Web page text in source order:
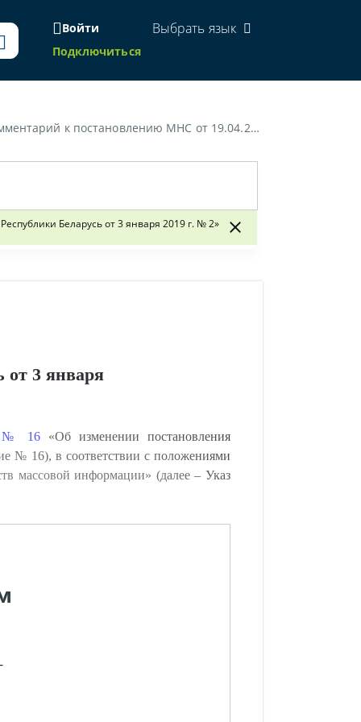
Войти
Подключиться
Выбрать язык
по налогам и сборам Республики Беларусь от 3 января 2019 г. № 2"»
Беларусь от 3 января 2019 г. № 2»
от 3 января
№ 16«Об изменении постановления
№ 16), в соответствии с положениями
массовой информации» (далее – Указ